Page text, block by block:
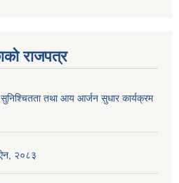
राजपत्र
सुनिश्चितता तथा आय आर्जन सुधार कार्यक्रम
ऐन, २०८३